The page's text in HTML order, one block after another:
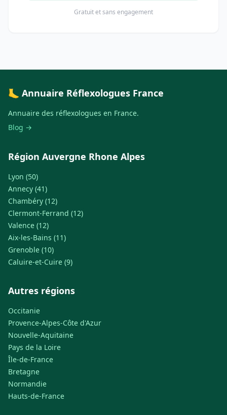
Gratuit et sans engagement
🦶 Annuaire Réflexologues France
Annuaire des réflexologues en France.
Blog →
Région Auvergne Rhone Alpes
Lyon (50)
Annecy (41)
Chambéry (12)
Clermont-Ferrand (12)
Valence (12)
Aix-les-Bains (11)
Grenoble (10)
Caluire-et-Cuire (9)
Autres régions
Occitanie
Provence-Alpes-Côte d'Azur
Nouvelle-Aquitaine
Pays de la Loire
Île-de-France
Bretagne
Normandie
Hauts-de-France